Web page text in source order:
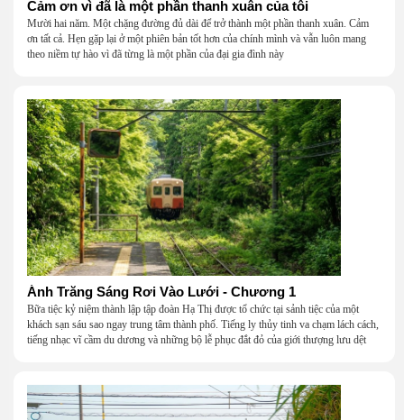
Cảm ơn vì đã là một phần thanh xuân của tôi
Mười hai năm. Một chặng đường đủ dài để trở thành một phần thanh xuân. Cảm
ơn tất cả. Hẹn gặp lại ở một phiên bản tốt hơn của chính mình và vẫn luôn mang
theo niềm tự hào vì đã từng là một phần của đại gia đình này
Ánh Trăng Sáng Rơi Vào Lưới - Chương 1
Bữa tiệc kỷ niệm thành lập tập đoàn Hạ Thị được tổ chức tại sảnh tiệc của một
khách sạn sáu sao ngay trung tâm thành phố. Tiếng ly thủy tinh va chạm lách cách,
tiếng nhạc vĩ cầm du dương và những bộ lễ phục đắt đỏ của giới thượng lưu dệt